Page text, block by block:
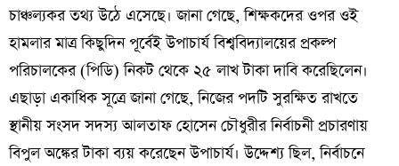
চাঞ্চল্যকর তথ্য উঠে এসেছে। জানা গেছে, শিক্ষকদের ওপর ওই
হামলার মাত্র কিছুদিন পূর্বেই উপাচার্য বিশ্ববিদ্যালয়ের প্রকল্প
পরিচালকের (পিডি) নিকট থেকে ২৫ লাখ টাকা দাবি করেছিলেন।
এছাড়া একাধিক সূত্রে জানা গেছে, নিজের পদটি সুরক্ষিত রাখতে
স্থানীয় সংসদ সদস্য আলতাফ হোসেন চৌধুরীর নির্বাচনী প্রচারণায়
বিপুল অঙ্কের টাকা ব্যয় করেছেন উপাচার্য। উদ্দেশ্য ছিল, নির্বাচনে